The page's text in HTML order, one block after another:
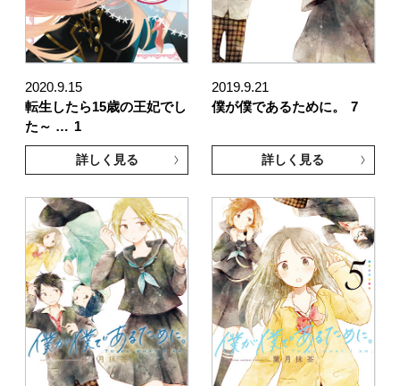
2020.9.15
転生したら15歳の王妃でし
た～ … 1
詳しく見る
2019.9.21
僕が僕であるために。
7
詳しく見る